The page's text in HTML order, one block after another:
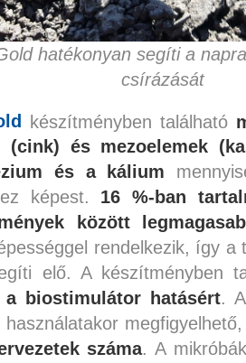
hatékonyan segíti a
csírázását
készítményben található
(cink) és mezoelemek
és a kálium
képest. 16 %-ban
között
rendelkezik, így a
elő. A készítményben
biostimulátor hatásért.
száma. A